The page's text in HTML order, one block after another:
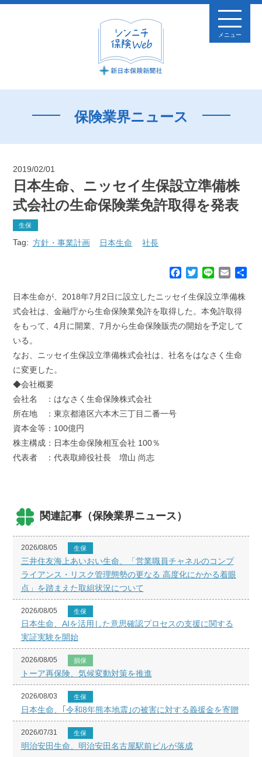
メニュー
保険業界ニュース
2019/02/01
日本生命、ニッセイ生保設立準備株
式会社の生命保険業免許取得を発表
生保
Tag: 方針・事業計画 日本生命 社長
c
o
k
T
i
e
n
e
E
a
i
日本生命が、2018年7月2日に設立したニッセイ生保設立準備株
式会社は、金融庁から生命保険業免許を取得した。本免許取得
をもって、4月に開業、7月から生命保険販売の開始を予定して
いる。
なお、ニッセイ生保設立準備株式会社は、社名をはなさく生命
に変更した。
◆会社概要
会社名 ：はなさく生命保険株式会社
所在地 ：東京都港区六本木三丁目二番一号
資本金等：100億円
株主構成：日本生命保険相互会社 100％
代表者 ：代表取締役社長 増山 尚志
関連記事（保険業界ニュース）
2026/08/05 生保
三井住友海上あいおい生命、「営業職員チャネルのコンプ
ライアンス・リスク管理態勢の更なる 高度化にかかる着眼
点」を踏まえた取組状況について
2026/08/05 生保
日本生命、AIを活用した意思確認プロセスの支援に関する
実証実験を開始
2026/08/05 損保
トーア再保険、気候変動対策を推進
2026/08/03 生保
日本生命、｢令和8年熊本地震｣の被害に対する義援金を寄贈
2026/07/31 生保
明治安田生命、明治安田名古屋駅前ビルが落成